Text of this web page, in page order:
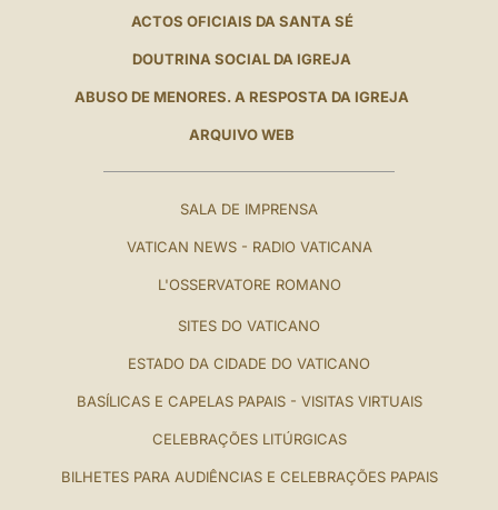
ACTOS OFICIAIS DA SANTA SÉ
DOUTRINA SOCIAL DA IGREJA
ABUSO DE MENORES. A RESPOSTA DA IGREJA
ARQUIVO WEB
SALA DE IMPRENSA
VATICAN NEWS - RADIO VATICANA
L'OSSERVATORE ROMANO
SITES DO VATICANO
ESTADO DA CIDADE DO VATICANO
BASÍLICAS E CAPELAS PAPAIS - VISITAS VIRTUAIS
CELEBRAÇÕES LITÚRGICAS
BILHETES PARA AUDIÊNCIAS E CELEBRAÇÕES PAPAIS